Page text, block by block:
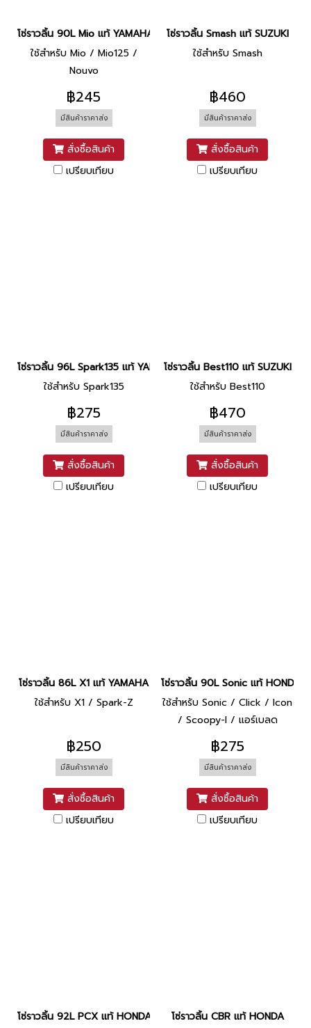
โซ่ราวลิ้น 90L Mio แท้ YAMAHA
ใช้สำหรับ Mio / Mio125 /
Nouvo
฿245
มีสินค้าราคาส่ง
สั่งซื้อสินค้า
เปรียบเทียบ
โซ่ราวลิ้น Smash แท้ SUZUKI
ใช้สำหรับ Smash
฿460
มีสินค้าราคาส่ง
สั่งซื้อสินค้า
เปรียบเทียบ
โซ่ราวลิ้น 96L Spark135 แท้ YAMAHA
ใช้สำหรับ Spark135
฿275
มีสินค้าราคาส่ง
สั่งซื้อสินค้า
เปรียบเทียบ
โซ่ราวลิ้น Best110 แท้ SUZUKI
ใช้สำหรับ Best110
฿470
มีสินค้าราคาส่ง
สั่งซื้อสินค้า
เปรียบเทียบ
โซ่ราวลิ้น 86L X1 แท้ YAMAHA
ใช้สำหรับ X1 / Spark-Z
฿250
มีสินค้าราคาส่ง
สั่งซื้อสินค้า
เปรียบเทียบ
โซ่ราวลิ้น 90L Sonic แท้ HONDA
ใช้สำหรับ Sonic / Click / Icon
/ Scoopy-I / แอร์เบลด
฿275
มีสินค้าราคาส่ง
สั่งซื้อสินค้า
เปรียบเทียบ
โซ่ราวลิ้น 92L PCX แท้ HONDA
โซ่ราวลิ้น CBR แท้ HONDA